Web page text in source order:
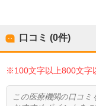
口コミ (0件)
※100文字以上800文字